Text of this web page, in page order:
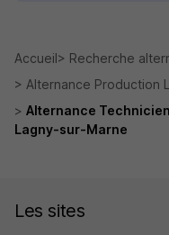
Accueil Recherche
Alternance Production
Alternance
Lagny-sur-Marne
Les sites